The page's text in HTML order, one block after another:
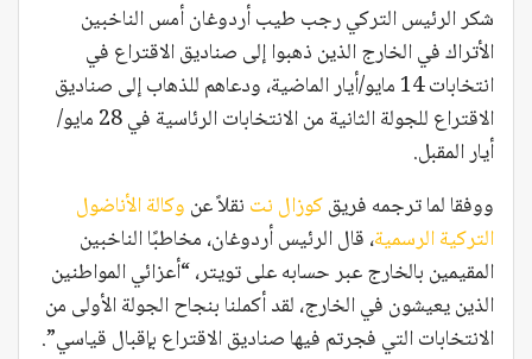
شكر الرئيس التركي رجب طيب أردوغان أمس الناخبين
الأتراك في الخارج الذين ذهبوا إلى صناديق الاقتراع في
انتخابات 14 مايو/أيار الماضية، ودعاهم للذهاب إلى صناديق
الاقتراع للجولة الثانية من الانتخابات الرئاسية في 28 مايو/
أيار المقبل.
ووفقا لما ترجمه فريقكوزال نت نقلاً عن وكالة الأناضول
التركية الرسمية، قال الرئيس أردوغان، مخاطبًا الناخبين
المقيمين بالخارج عبر حسابه على تويتر، “أعزائي المواطنين
الذين يعيشون في الخارج، لقد أكملنا بنجاح الجولة الأولى من
الانتخابات التي فجرتم فيها صناديق الاقتراع بإقبال قياسي”.